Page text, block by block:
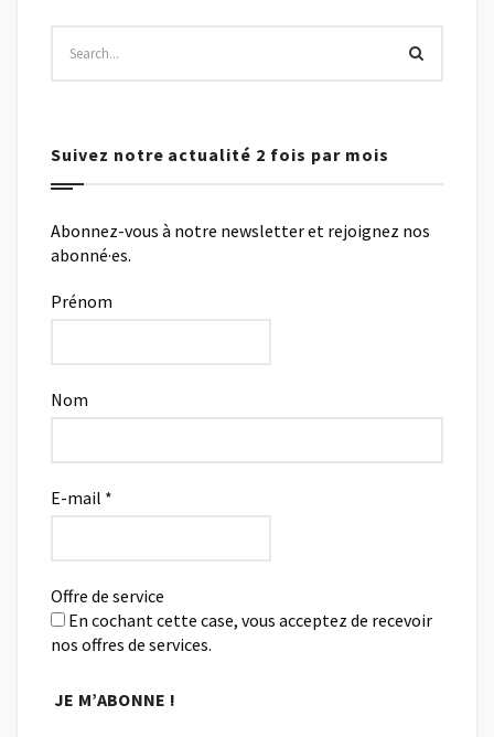
Suivez notre actualité 2 fois par mois
Abonnez-vous à notre newsletter et rejoignez nos
abonné·es.
Prénom
Nom
E-mail *
Offre de service
En cochant cette case, vous acceptez de recevoir
nos offres de services.